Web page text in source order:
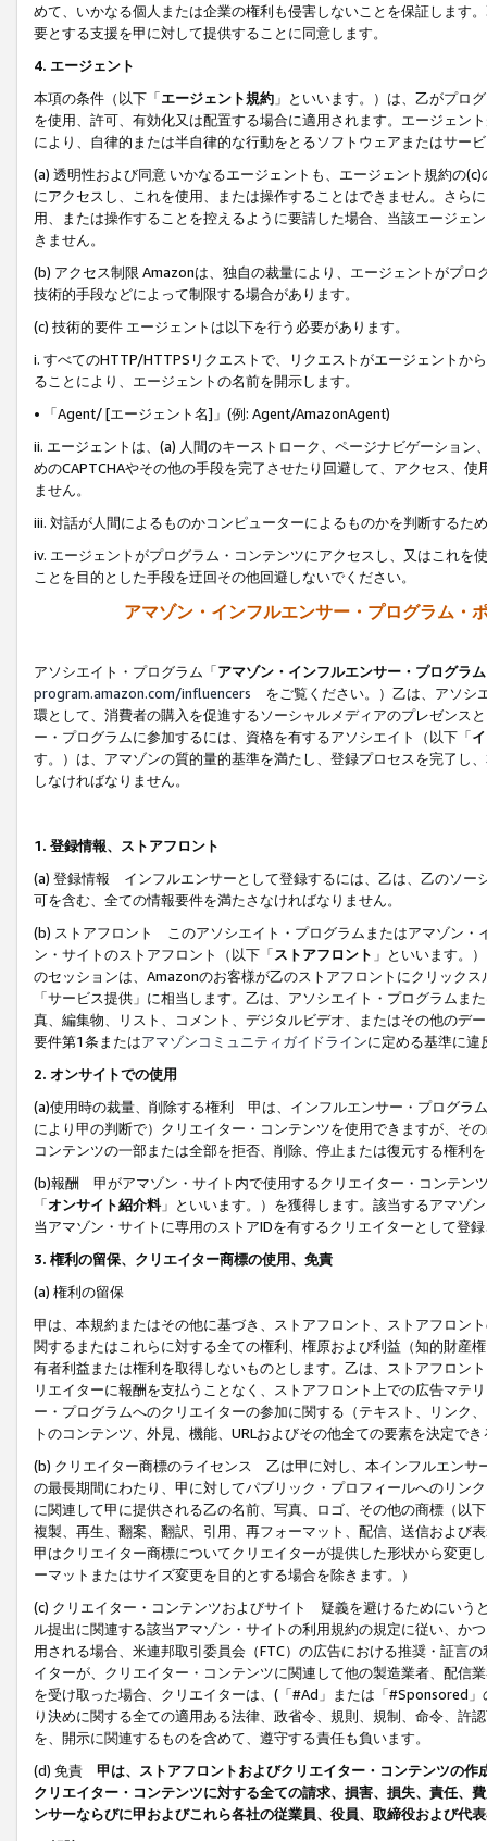
めて、いかなる個人または企業の権利も侵害しないことを保証します
要とする支援を甲に対して提供することに同意します。
4. エージェント
本項の条件（以下「エージェント規約 」といいます。）は、乙がプロ
を使用、許可、有効化又は配置する場合に適用されます。エージェン
により、自律的または半自律的な行動をとるソフトウェアまたはサー
(a) 透明性および同意 いかなるエージェントも、エージェント規約の
にアクセスし、これを使用、または操作することはできません。さら
用、または操作することを控えるように要請した場合、当該エージェ
きません。
(b) アクセス制限 Amazonは、独自の裁量により、エージェントがプ
技術的手段などによって制限する場合があります。
(c) 技術的要件 エージェントは以下を行う必要があります。
i. すべてのHTTP/HTTPSリクエストで、リクエストがエージェントか
ることにより、エージェントの名前を開示します。
• 「Agent/ [エージェント名]」(例: Agent/AmazonAgent)
ii. エージェントは、(a) 人間のキーストローク、ページナビゲーショ
めのCAPTCHAやその他の手段を完了させたり回避して、アクセス、
ません。
iii. 対話が人間によるものかコンピューターによるものかを判断するた
iv. エージェントがプログラム・コンテンツにアクセスし、又はこれ
ことを目的とした手段を迂回その他回避しないでください。
アマゾン・インフルエンサー・プログラム・
アソシエイト・プログラム「アマゾン・インフルエンサー・プログラム
program.amazon.com/influencers をご覧ください。）乙は、アソシ
環として、消費者の購入を促進するソーシャルメディアのプレゼンス
ー・プログラムに参加するには、資格を有するアソシエイト（以下「
す。）は、アマゾンの質的量的基準を満たし、登録プロセスを完了し、
しなければなりません。
1. 登録情報、ストアフロント
(a) 登録情報 インフルエンサーとして登録するには、乙は、乙のソー
可を含む、全ての情報要件を満たさなければなりません。
(b) ストアフロント このアソシエイト・プログラムまたはアマゾン・
ン・サイトのストアフロント（以下「ストアフロント 」といいます。
のセッションは、Amazonのお客様が乙のストアフロントにクリック
「サービス提供」に相当します。乙は、アソシエイト・プログラム
真、編集物、リスト、コメント、デジタルビデオ、またはその他のデ
要件第1条またはアマゾンコミュニティガイドラインに定める基準に違
2. オンサイトでの使用
(a)使用時の裁量、削除する権利 甲は、インフルエンサー・プログラ
により甲の判断で）クリエイター・コンテンツを使用できますが、そ
コンテンツの一部または全部を拒否、削除、停止または復元する権利
(b)報酬 甲がアマゾン・サイト内で使用するクリエイター・コンテン
「オンサイト紹介料」といいます。）を獲得します。該当するアマゾ
当アマゾン・サイトに専用のストアIDを有するクリエイターとして登
3. 権利の留保、クリエイター商標の使用、免責
(a) 権利の留保
甲は、本規約またはその他に基づき、ストアフロント、ストアフロン
関するまたはこれらに対する全ての権利、権原および利益（知的財産
有者利益または権利を取得しないものとします。乙は、ストアフロン
リエイターに報酬を支払うことなく、ストアフロント上での広告マテ
ー・プログラムへのクリエイターの参加に関する（テキスト、リンク
トのコンテンツ、外見、機能、URLおよびその他全ての要素を決定で
(b) クリエイター商標のライセンス 乙は甲に対し、本インフルエンサ
の最長期間にわたり、甲に対してパブリック・プロフィールへのリン
に関連して甲に提供される乙の名前、写真、ロゴ、その他の商標（以
複製、再生、翻案、翻訳、引用、再フォーマット、配信、送信および
甲はクリエイター商標についてクリエイターが提供した形状から変更
ーマットまたはサイズ変更を目的とする場合を除きます。）
(c) クリエイター・コンテンツおよびサイト 疑義を避けるためにいう
ル提出に関連する該当アマゾン・サイトの利用規約の規定に従い、か
用される場合、米連邦取引委員会（FTC）の広告における推奨・証言
イターが、クリエイター・コンテンツに関連して他の製造業者、配信
を受け取った場合、クリエイターは、(「#Ad」または「#Sponsored
り決めに関する全ての適用ある法律、政省令、規則、規制、命令、許
を、開示に関連するものを含めて、遵守する責任も負います。
(d) 免責 甲は、ストアフロントおよびクリエイター・コンテンツの
クリエイター・コンテンツに対する全ての請求、損害、損失、責任、
ンサーならびに甲およびこれら各社の従業員、役員、取締役および代